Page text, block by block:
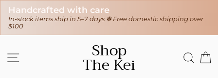
Handcrafted with care
In-stock items ship in 5–7 days ❇ Free domestic shipping over
$100
Shop
The Kei